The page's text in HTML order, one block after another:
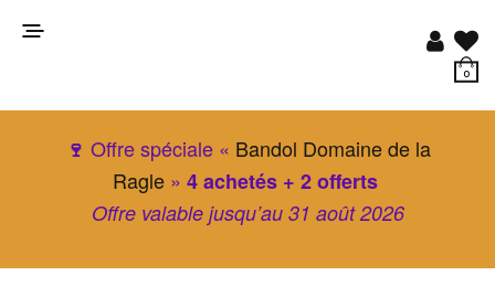
0
🍷 Offre spéciale « Bandol Domaine de la
Ragle» 4 achetés + 2 offerts
Offre valable jusqu’au 31 août 2026